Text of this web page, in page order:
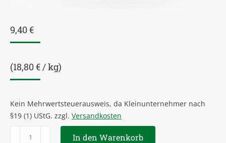
9,40€
(18,80€/kg)
Kein Mehrwertsteuerausweis, da Kleinunternehmer nach
§19 (1) UStG. zzgl. Versandkosten
In den Warenkorb